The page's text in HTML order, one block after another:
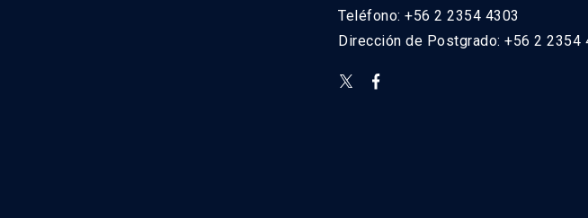
Teléfono: +56 2 2354 4303
Dirección de Postgrado: +56 2 2354